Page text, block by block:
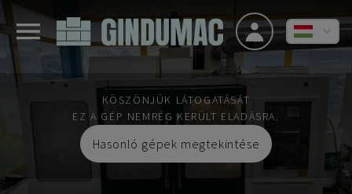
KÖSZÖNJÜK LÁTOGATÁSÁT
EZ A GÉP NEMRÉG KERÜLT ELADÁSRA.
Hasonló gépek megtekintése